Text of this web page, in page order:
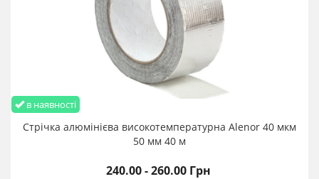
в наявності
Стрічка алюмінієва високотемпературна Alenor 40 мкм
50 мм 40 м
240.00 - 260.00 Грн